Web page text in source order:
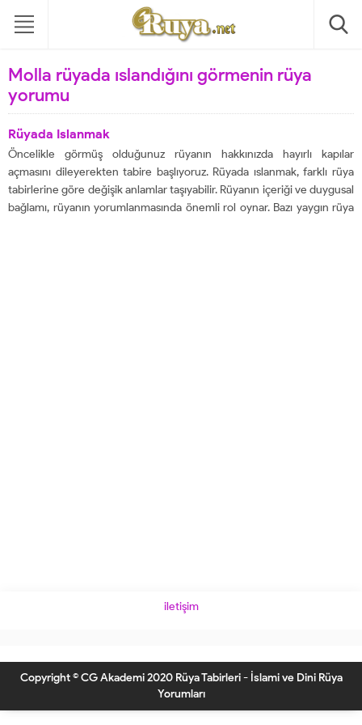
Molla rüyada ıslandığını görmenin rüya
yorumu
Rüyada Islanmak
Öncelikle görmüş olduğunuz rüyanın hakkınızda hayırlı kapılar
açmasını dileyerekten tabire başlıyoruz. Rüyada ıslanmak, farklı rüya
tabirlerine göre değişik anlamlar taşıyabilir. Rüyanın içeriği ve duygusal
bağlamı, rüyanın yorumlanmasında önemli rol oynar. Bazı yaygın rüya
iletişim
Copyright © CG Akademi 2020 Rüya Tabirleri - İslami ve Dini Rüya
Yorumları